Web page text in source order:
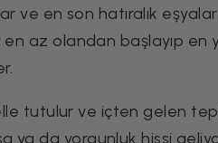
en son hatıralık eşyalar
en az olandan başlayıp
tutulur ve içten gelen
ya da yorgunluk hissi